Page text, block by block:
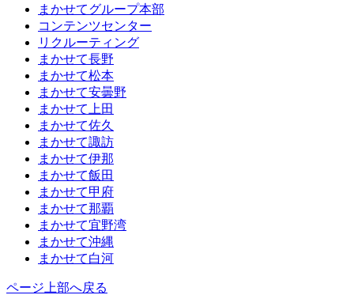
まかせてグループ本部
コンテンツセンター
リクルーティング
まかせて長野
まかせて松本
まかせて安曇野
まかせて上田
まかせて佐久
まかせて諏訪
まかせて伊那
まかせて飯田
まかせて甲府
まかせて那覇
まかせて宜野湾
まかせて沖縄
まかせて白河
ページ上部へ戻る